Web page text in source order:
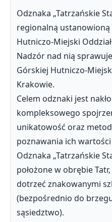
Odznaka „Tatrzańskie
regionalną
Hutniczo-Miejski
Nadzór nad nią
Górskiej Hutniczo-
Krakowie.
Celem odznaki jest
kompleksowego
unikatowość oraz
poznawania ich
Odznaka „Tatrzańskie
położone w obrębie
dotrzeć znakowanymi
(bezpośrednio do
sąsiedztwo).